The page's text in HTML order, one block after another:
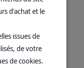
tuto
Nutrition
d'achat et le
issues de
de votre
de cookies.